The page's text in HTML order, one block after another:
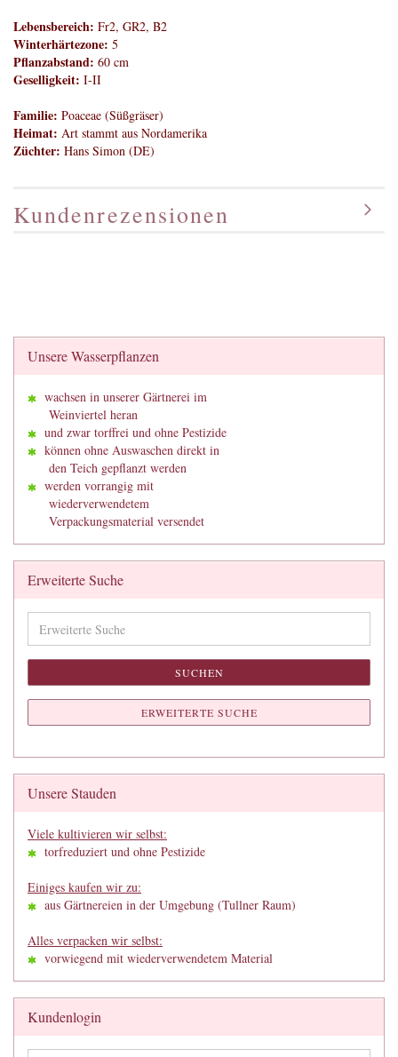
Lebensbereich: Fr2, GR2, B2
Winterhärtezone: 5
Pflanzabstand: 60 cm
Geselligkeit: I-II
Familie: Poaceae (Süßgräser)
Heimat: Art stammt aus Nordamerika
Züchter: Hans Simon (DE)
Kundenrezensionen
Unsere Wasserpflanzen
wachsen in unserer Gärtnerei im
Weinviertel heran
und zwar torffrei und ohne Pestizide
können ohne Auswaschen direkt in
den Teich gepflanzt werden
werden vorrangig mit
wiederverwendetem
Verpackungsmaterial versendet
Erweiterte Suche
Suche
SUCHEN
ERWEITERTE SUCHE
Unsere Stauden
Viele kultivieren wir selbst:
torfreduziert und ohne Pestizide
Einiges kaufen wir zu:
aus Gärtnereien in der Umgebung (Tullner Raum)
Alles verpacken wir selbst:
vorwiegend mit wiederverwendetem Material
Kundenlogin